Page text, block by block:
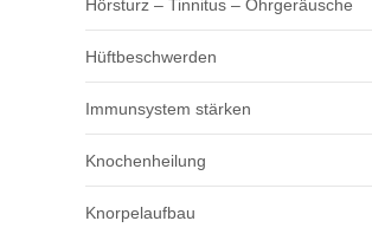
Hörsturz – Tinnitus – Ohrgeräusche
Hüftbeschwerden
Immunsystem stärken
Knochenheilung
Knorpelaufbau